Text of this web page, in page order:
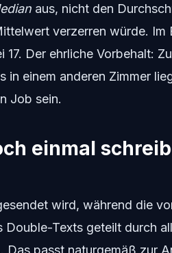
aus, nicht den
verzerren würde. Im
Der ehrliche Vorbehalt:
einem anderen Zimmer
Job sein.
einmal
wird, während die
Texts geteilt durch
Das passt naturgemäß zur